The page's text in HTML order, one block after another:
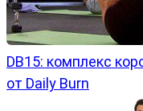
DB15: комплекс
от Daily Burn